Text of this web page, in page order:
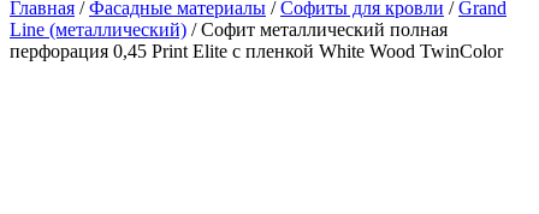
Главная /Фасадные материалы /Софиты для кровли /Grand
Line (металлический) / Софит металлический полная
перфорация 0,45 Print Elite с пленкой White Wood TwinColor